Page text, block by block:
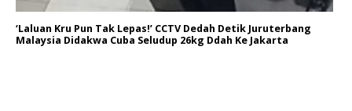
‘Laluan Kru Pun Tak Lepas!’ CCTV Dedah Detik Juruterbang
Malaysia Didakwa Cuba Seludup 26kg Ddah Ke Jakarta